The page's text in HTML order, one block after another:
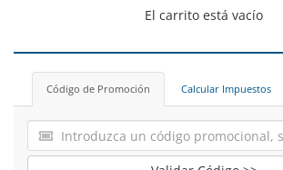
El carrito está vacío
Código de Promoción Calcular Impuestos